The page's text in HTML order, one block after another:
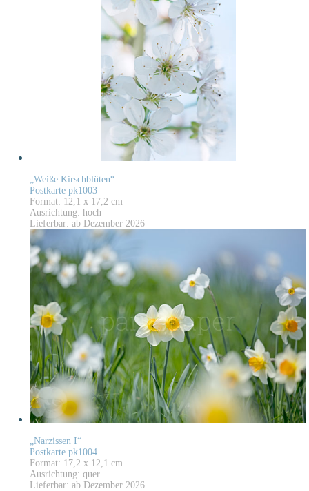
„Weiße Kirschblüten“
Postkarte pk1003
Format: 12,1 x 17,2 cm
Ausrichtung: hoch
Lieferbar: ab Dezember 2026
„Narzissen I“
Postkarte pk1004
Format: 17,2 x 12,1 cm
Ausrichtung: quer
Lieferbar: ab Dezember 2026